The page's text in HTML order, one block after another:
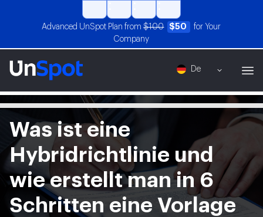
Advanced UnSpot Plan from$100 $50
for Your
Company
De
Was ist eine
Hybridrichtlinie und
wie erstellt man in 6
Schritten eine Vorlage